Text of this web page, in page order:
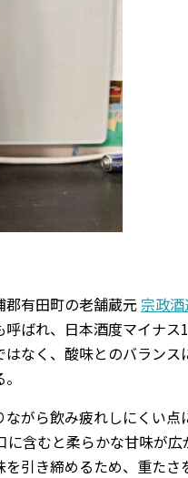
有田町の老舗蔵元 宗政
ばれ、日本酒度マイナ
なく、酸味とのバランス
がら飲み疲れしにくい
含むと柔らかな甘味が
引き締めるため、重た